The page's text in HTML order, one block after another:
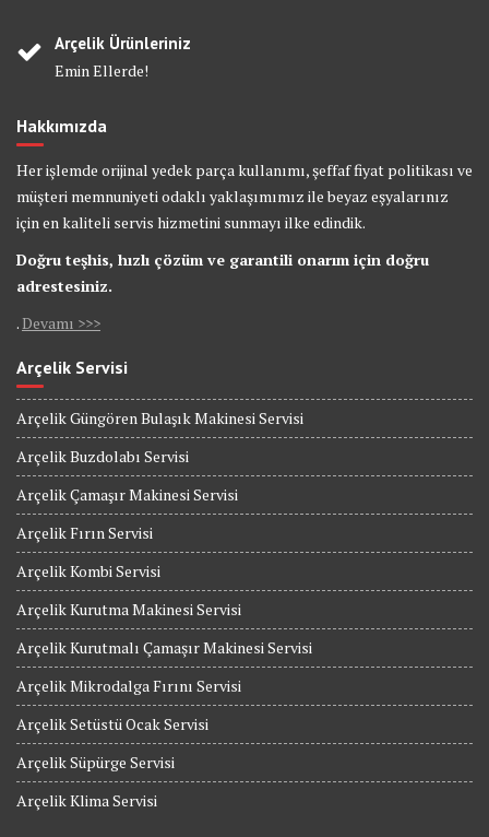
Arçelik Ürünleriniz
Emin Ellerde!
Hakkımızda
Her işlemde orijinal yedek parça kullanımı, şeffaf fiyat politikası ve
müşteri memnuniyeti odaklı yaklaşımımız ile beyaz eşyalarınız
için en kaliteli servis hizmetini sunmayı ilke edindik.
Doğru teşhis, hızlı çözüm ve garantili onarım için doğru
adrestesiniz.
. Devamı >>>
Arçelik Servisi
Arçelik Güngören Bulaşık Makinesi Servisi
Arçelik Buzdolabı Servisi
Arçelik Çamaşır Makinesi Servisi
Arçelik Fırın Servisi
Arçelik Kombi Servisi
Arçelik Kurutma Makinesi Servisi
Arçelik Kurutmalı Çamaşır Makinesi Servisi
Arçelik Mikrodalga Fırını Servisi
Arçelik Setüstü Ocak Servisi
Arçelik Süpürge Servisi
Arçelik Klima Servisi